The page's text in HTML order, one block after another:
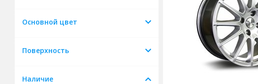
Основной цвет
Поверхность
Наличие